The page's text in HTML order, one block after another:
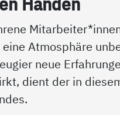
Atmosphäre
neue
dient der in